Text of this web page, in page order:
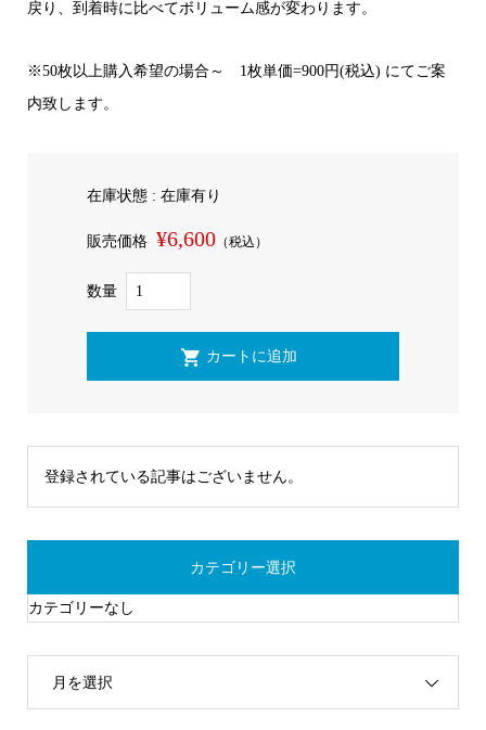
戻り、到着時に比べてボリューム感が変わります。
※50枚以上購入希望の場合～ 1枚単価=900円(税込) にてご案
内致します。
在庫状態 : 在庫有り
販売価格 ¥6,600（税込）
数量
登録されている記事はございません。
カテゴリー選択
カテゴリーなし
月を選択